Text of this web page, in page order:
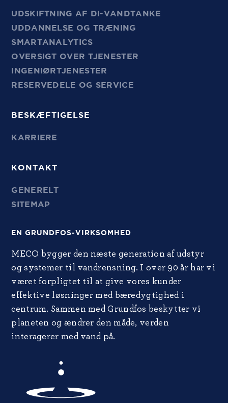
UDSKIFTNING AF DI-VANDTANKE
UDDANNELSE OG TRÆNING
SMARTANALYTICS
OVERSIGT OVER TJENESTER
INGENIØRTJENESTER
RESERVEDELE OG SERVICE
BESKÆFTIGELSE
KARRIERE
KONTAKT
GENERELT
SITEMAP
EN GRUNDFOS-VIRKSOMHED
MECO bygger den næste generation af udstyr
og systemer til vandrensning. I over 90 år har vi
været forpligtet til at give vores kunder
effektive løsninger med bæredygtighed i
centrum. Sammen med Grundfos beskytter vi
planeten og ændrer den måde, verden
interagerer med vand på.